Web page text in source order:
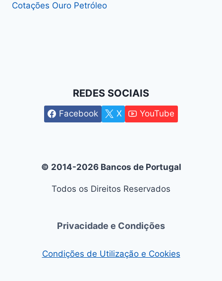
Cotações Ouro Petróleo
REDES SOCIAIS
Facebook X YouTube
© 2014-2026 Bancos de Portugal
Todos os Direitos Reservados
Privacidade e Condições
Condições de Utilização e Cookies